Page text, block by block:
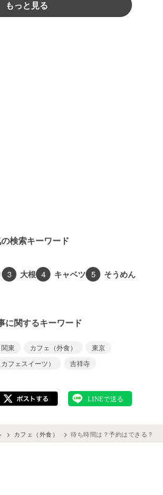
もっと見る
の検索キーワード
3 大根 4 キャベツ 5 そうめん
に関するキーワード
関東 カフェ（外食）
東京
フェスイーツ）
吉祥寺
カフェ（外食） 待ち時間は？予約はできる？